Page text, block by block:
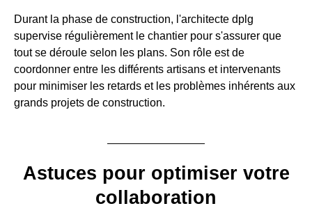
Durant la phase de construction, l'architecte dplg
supervise régulièrement le chantier pour s'assurer que
tout se déroule selon les plans. Son rôle est de
coordonner entre les différents artisans et intervenants
pour minimiser les retards et les problèmes inhérents aux
grands projets de construction.
Astuces pour optimiser votre
collaboration